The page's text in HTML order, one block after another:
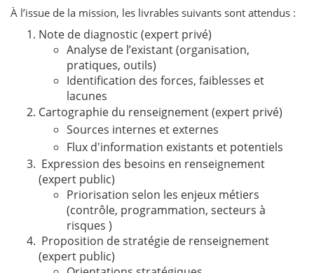
À l’issue de la mission, les livrables suivants sont attendus :
Note de diagnostic (expert privé)
Analyse de l’existant (organisation,
pratiques, outils)
Identification des forces, faiblesses et
lacunes
Cartographie du renseignement (expert privé)
Sources internes et externes
Flux d'information existants et potentiels
Expression des besoins en renseignement
(expert public)
Priorisation selon les enjeux métiers
(contrôle, programmation, secteurs à
risques )
Proposition de stratégie de renseignement
(expert public)